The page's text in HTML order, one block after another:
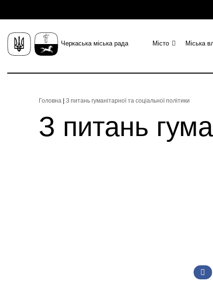
Черкаська міська рада Місто Міська
Головна З питань гуманітарної та соціальної політики
З питань